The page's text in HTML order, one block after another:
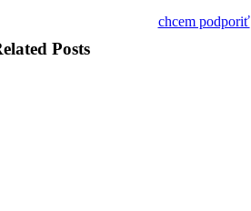
chcem podporiť
Posts